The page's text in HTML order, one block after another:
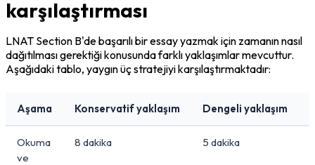
karşılaştırması
LNAT Section B'de başarılı bir essay yazmak için zamanın nasıl
dağıtılması gerektiği konusunda farklı yaklaşımlar mevcuttur.
Aşağıdaki tablo, yaygın üç stratejiyi karşılaştırmaktadır:
Aşama Konservatif yaklaşım Dengeli yaklaşım
Okuma
ve
8 dakika 5 dakika